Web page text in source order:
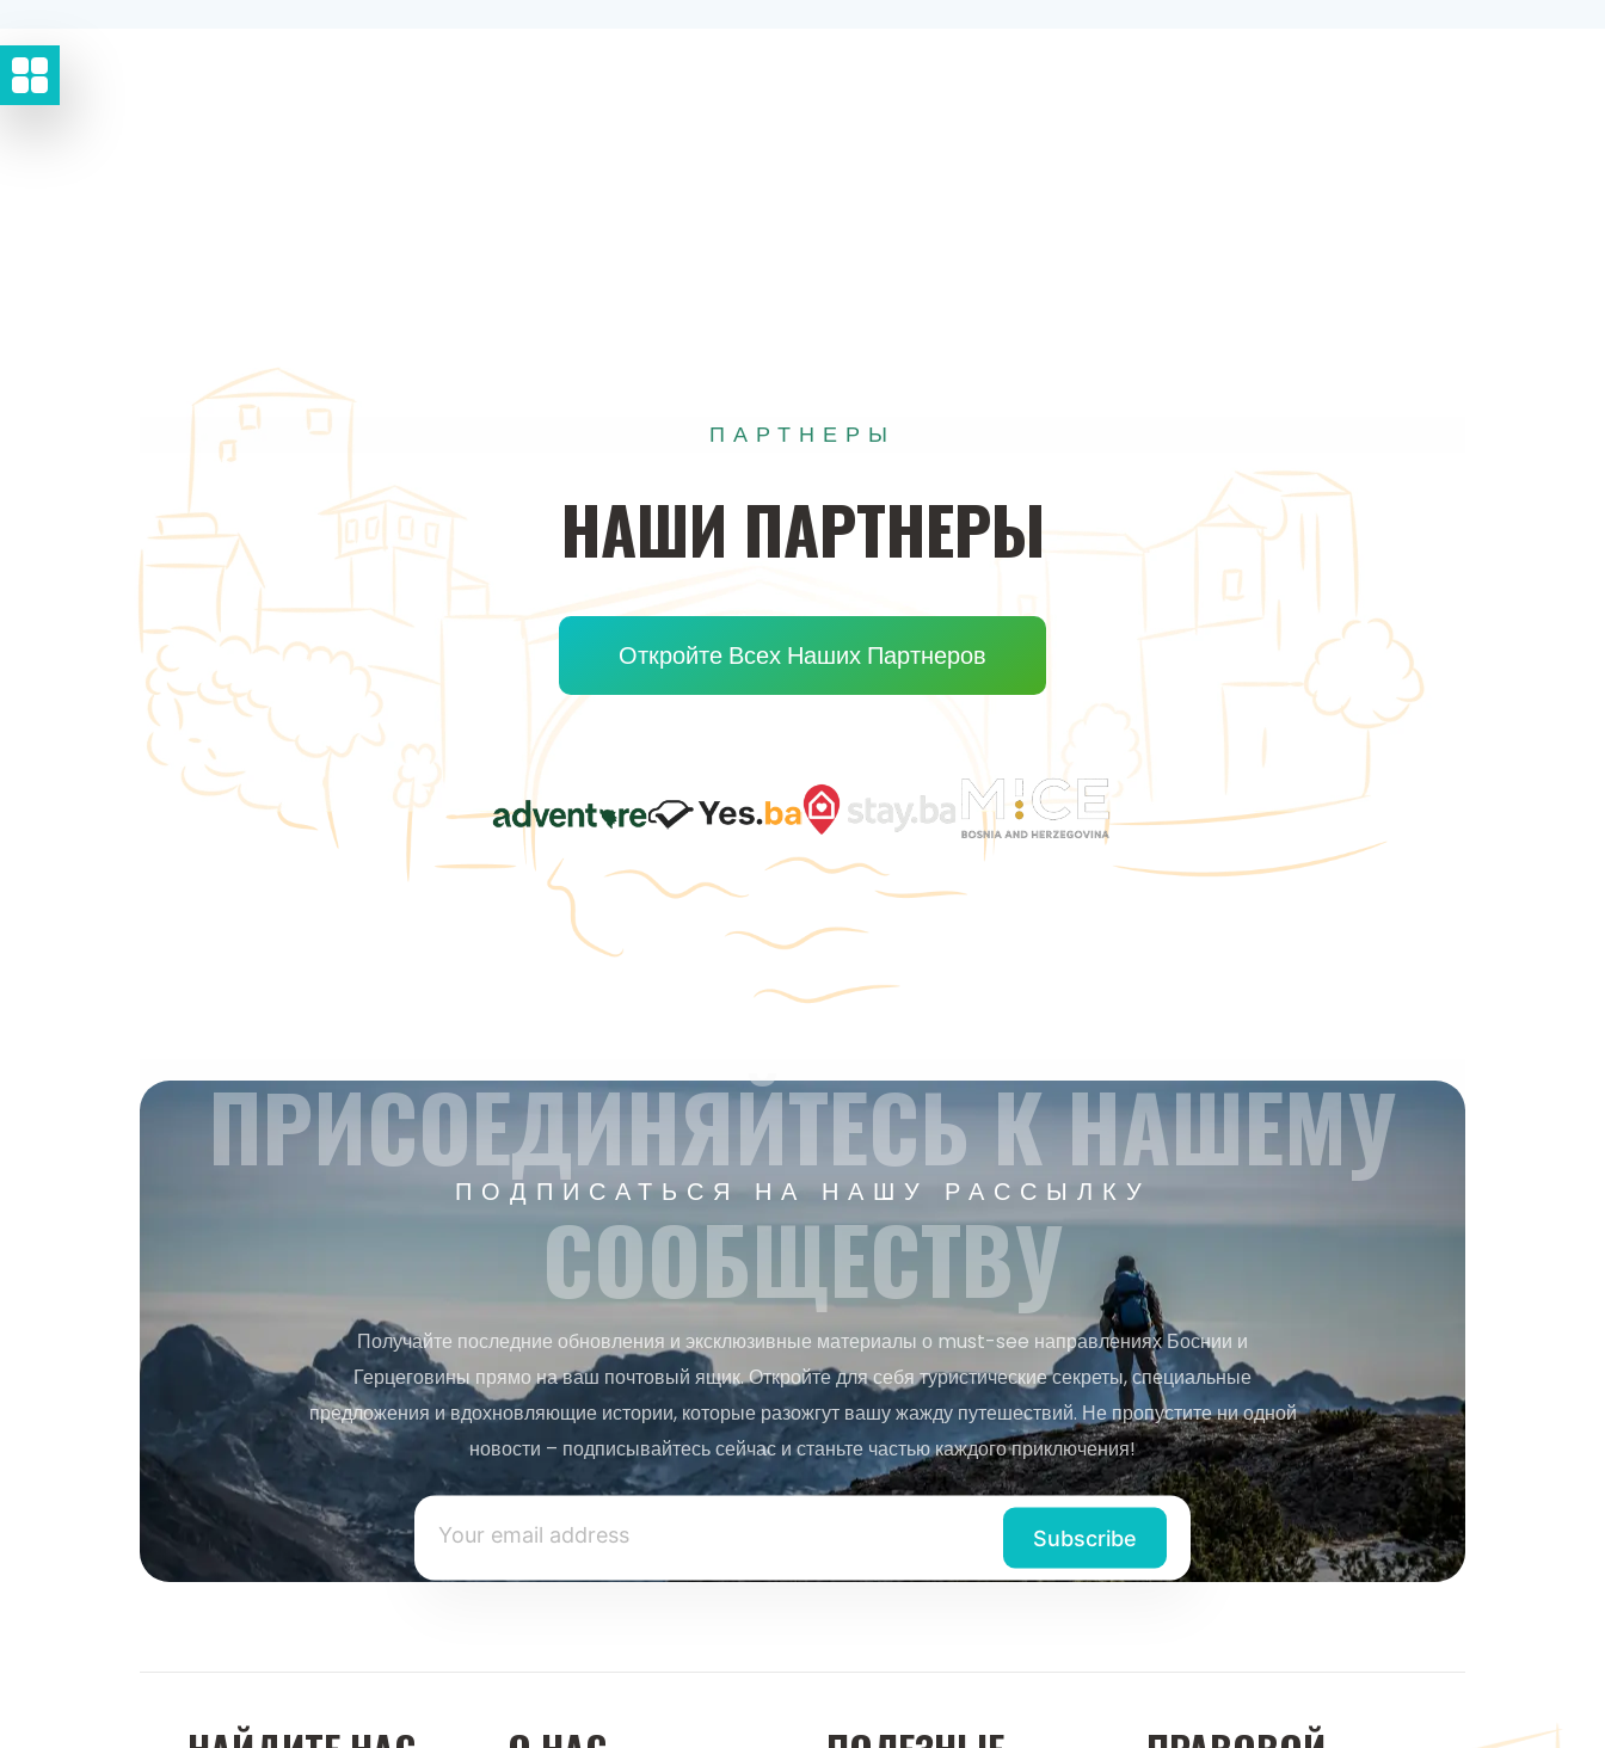
ПАРТНЕРЫ
НАШИ ПАРТНЕРЫ
Откройте Всех Наших Партнеров
ПОДПИСАТЬСЯ НА НАШУ РАССЫЛКУ
ПРИСОЕДИНЯЙТЕСЬ К НАШЕМУ
СООБЩЕСТВУ
Получайте последние обновления и эксклюзивные материалы о must-see направлениях Боснии и
Герцеговины прямо на ваш почтовый ящик. Откройте для себя туристические секреты, специальные
предложения и вдохновляющие истории, которые разожгут вашу жажду путешествий. Не пропустите ни одной
новости – подписывайтесь сейчас и станьте частью каждого приключения!